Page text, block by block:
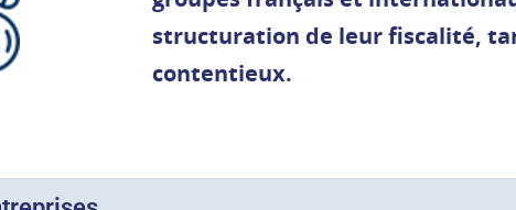
structuration de leur fiscalité,
contentieux.